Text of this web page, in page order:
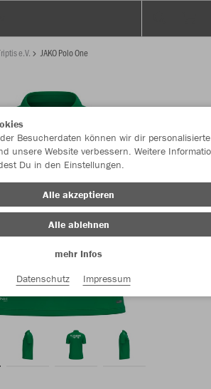
e.V. JAKO Polo One
Besucherdaten können wir dir personalisierte
unsere Website verbessern. Weitere
Du in den Einstellungen.
Alle akzeptieren
Alle ablehnen
mehr Infos
Datenschutz
Impressum